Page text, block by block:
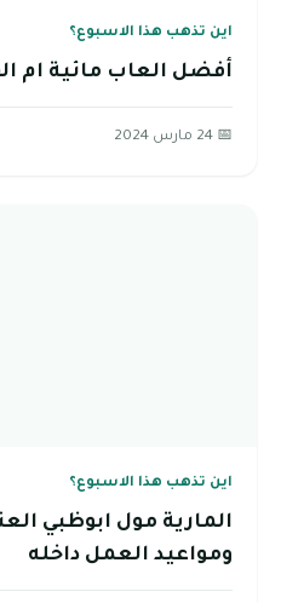
اين تذهب هذا الاسبوع؟
أفضل العاب مائية ام
📅 24 مارس 2024
اين تذهب هذا الاسبوع؟
المارية مول ابوظبي
ومواعيد العمل داخله